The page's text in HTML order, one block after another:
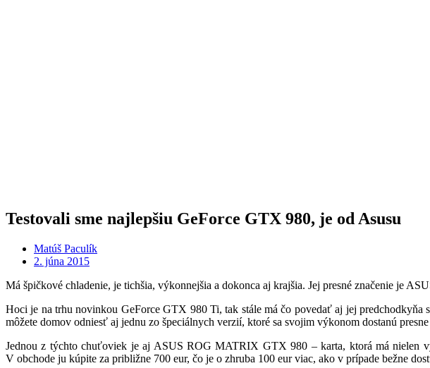
Testovali sme najlepšiu GeForce GTX 980, je od Asusu
Matúš Paculík
2. júna 2015
Má špičkové chladenie, je tichšia, výkonnejšia a dokonca aj krajšia. Jej presné značenie je
Hoci je na trhu novinkou GeForce GTX 980 Ti, tak stále má čo povedať aj jej
môžete domov odniesť aj jednu zo špeciálnych verzií, ktoré sa svojim výkonom dostanú
Jednou z týchto chuťoviek je aj ASUS ROG MATRIX GTX 980 – karta, ktorá má nielen
V obchode ju kúpite za približne 700 eur, čo je o zhruba 100 eur viac, ako v prípade bežne